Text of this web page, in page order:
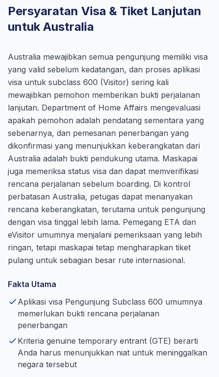
Persyaratan Visa & Tiket Lanjutan
untuk Australia
Australia mewajibkan semua pengunjung memiliki visa
yang valid sebelum kedatangan, dan proses aplikasi
visa untuk subclass 600 (Visitor) sering kali
mewajibkan pemohon memberikan bukti perjalanan
lanjutan. Department of Home Affairs mengevaluasi
apakah pemohon adalah pendatang sementara yang
sebenarnya, dan pemesanan penerbangan yang
dikonfirmasi yang menunjukkan keberangkatan dari
Australia adalah bukti pendukung utama. Maskapai
juga memeriksa status visa dan dapat memverifikasi
rencana perjalanan sebelum boarding. Di kontrol
perbatasan Australia, petugas dapat menanyakan
rencana keberangkatan, terutama untuk pengunjung
dengan visa tinggal lebih lama. Pemegang ETA dan
eVisitor umumnya menjalani pemeriksaan yang lebih
ringan, tetapi maskapai tetap mengharapkan tiket
pulang untuk sebagian besar rute internasional.
Fakta Utama
Aplikasi visa Pengunjung Subclass 600 umumnya
memerlukan bukti rencana perjalanan
penerbangan
Kriteria genuine temporary entrant (GTE) berarti
Anda harus menunjukkan niat untuk meninggalkan
negara tersebut